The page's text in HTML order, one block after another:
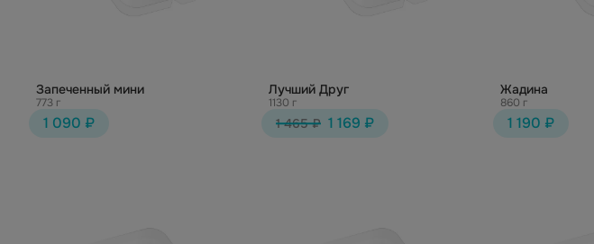
Запеченный мини
773 г
1 090 ₽
Лучший Друг
1130 г
1 465 ₽ 1 169 ₽
Жадина
860 г
1 190 ₽